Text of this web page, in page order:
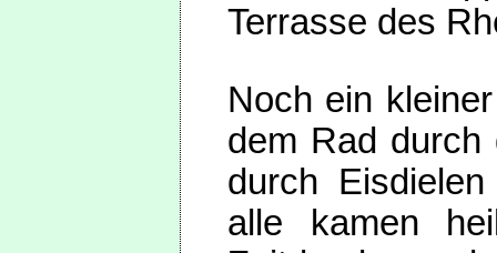
Terrasse des
Noch ein
dem Rad durch
durch
alle kamen